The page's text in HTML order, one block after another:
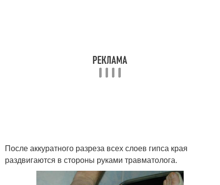
После аккуратного разреза всех слоев гипса края
раздвигаются в стороны руками травматолога.